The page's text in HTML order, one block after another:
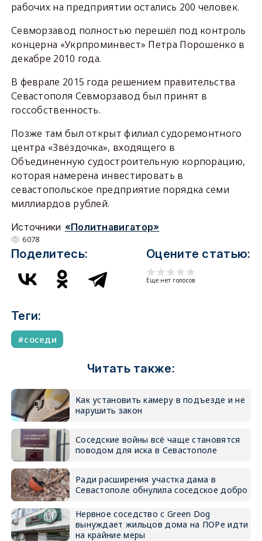
рабочих на предприятии остались 200 человек.
Севморзавод полностью перешёл под контроль
концерна «Укрпроминвест» Петра Порошенко в
декабре 2010 года.
В феврале 2015 года решением правительства
Севастополя Севморзавод был принят в
госсобственность.
Позже там был открыт филиал судоремонтного
центра «Звёздочка», входящего в
Объединенную судостроительную корпорацию,
которая намерена инвестировать в
севастопольское предприятие порядка семи
миллиардов рублей.
Источники «Политнавигатор»
6078
Поделитесь: Оцените статью:
Еще нет голосов
Теги:
соседи
Читать также:
Как установить камеру в подъезде и не
нарушить закон
Соседские войны всё чаще становятся
поводом для иска в Севастополе
Ради расширения участка дама в
Севастополе обнулила соседское добро
Нервное соседство с Green Dog
вынуждает жильцов дома на ПОРе идти
на крайние меры